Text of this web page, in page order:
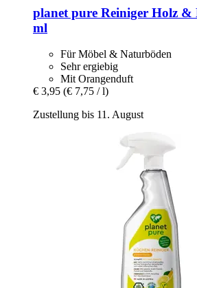
planet pure Reiniger Holz &
ml
Für Möbel & Naturböden
Sehr ergiebig
Mit Orangenduft
€ 3,95 (€ 7,75 / l)
Zustellung bis 11. August